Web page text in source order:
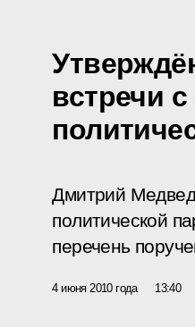
встречи
Дмитрий
политической
перечень
4 июня 2010 года 13:40